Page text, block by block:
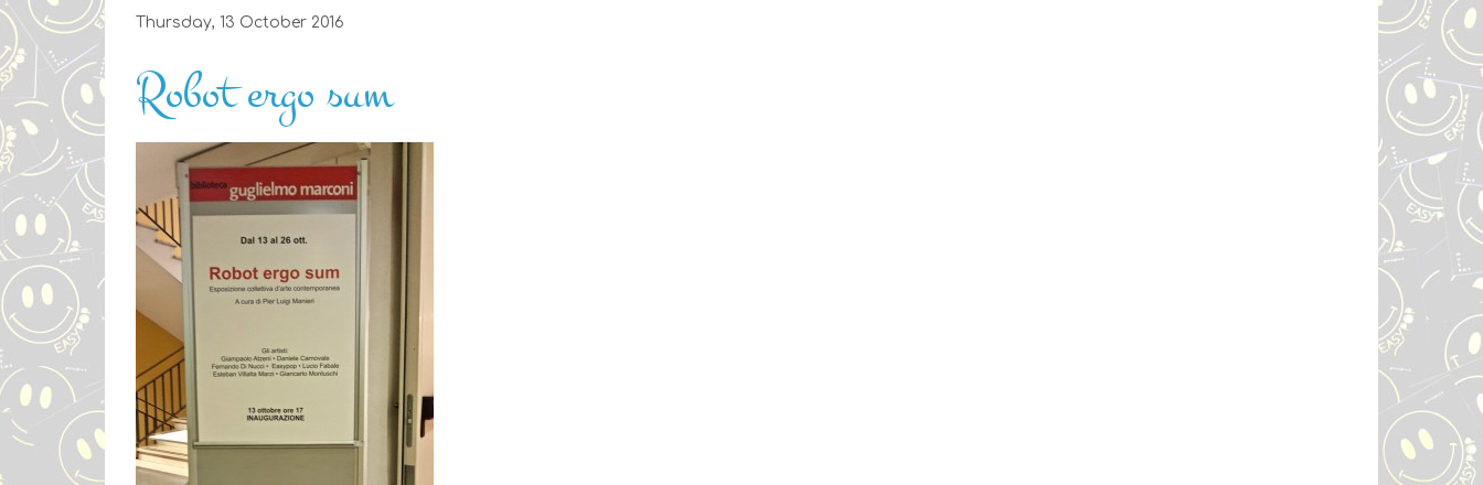
Thursday, 13 October 2016
Robot ergo sum